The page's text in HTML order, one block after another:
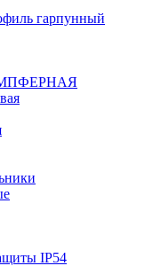
гарпунный
IP54